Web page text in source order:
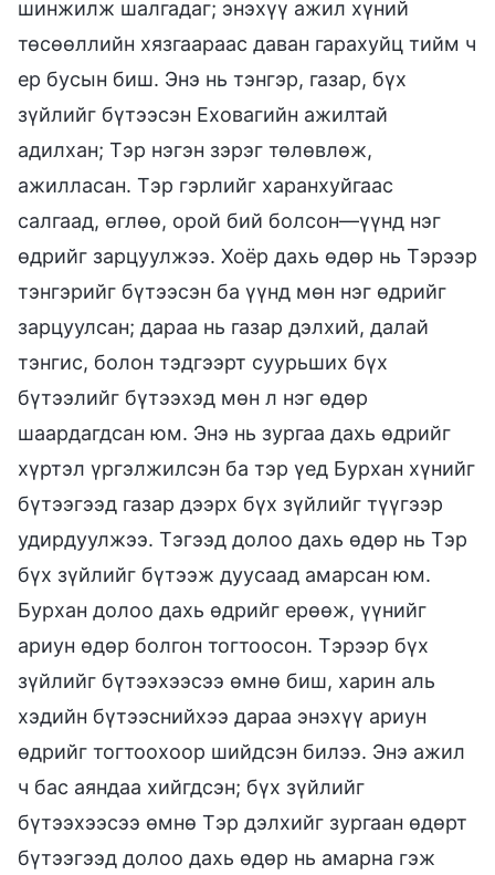
шинжилж шалгадаг; энэхүү ажил хүний
төсөөллийн хязгаараас даван гарахуйц тийм ч
ер бусын биш. Энэ нь тэнгэр, газар, бүх
зүйлийг бүтээсэн Еховагийн ажилтай
адилхан; Тэр нэгэн зэрэг төлөвлөж,
ажилласан. Тэр гэрлийг харанхуйгаас
салгаад, өглөө, орой бий болсон—үүнд нэг
өдрийг зарцуулжээ. Хоёр дахь өдөр нь Тэрээр
тэнгэрийг бүтээсэн ба үүнд мөн нэг өдрийг
зарцуулсан; дараа нь газар дэлхий, далай
тэнгис, болон тэдгээрт суурьших бүх
бүтээлийг бүтээхэд мөн л нэг өдөр
шаардагдсан юм. Энэ нь зургаа дахь өдрийг
хүртэл үргэлжилсэн ба тэр үед Бурхан хүнийг
бүтээгээд газар дээрх бүх зүйлийг түүгээр
удирдуулжээ. Тэгээд долоо дахь өдөр нь Тэр
бүх зүйлийг бүтээж дуусаад амарсан юм.
Бурхан долоо дахь өдрийг ерөөж, үүнийг
ариун өдөр болгон тогтоосон. Тэрээр бүх
зүйлийг бүтээхээсээ өмнө биш, харин аль
хэдийн бүтээснийхээ дараа энэхүү ариун
өдрийг тогтоохоор шийдсэн билээ. Энэ ажил
ч бас аяндаа хийгдсэн; бүх зүйлийг
бүтээхээсээ өмнө Тэр дэлхийг зургаан өдөрт
бүтээгээд долоо дахь өдөр нь амарна гэж